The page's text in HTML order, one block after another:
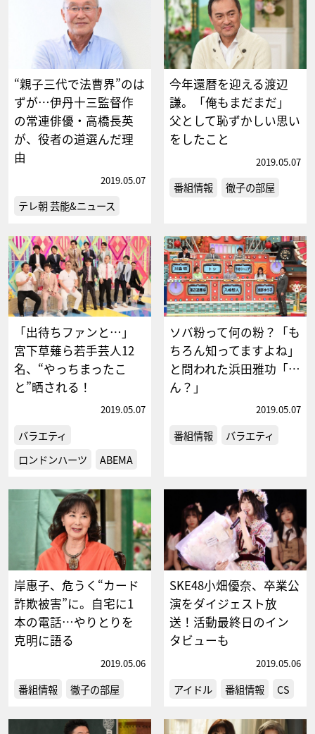
“親子三代で法曹界”のは
ずが…伊丹十三監督作
の常連俳優・高橋長英
が、役者の道選んだ理
由
2019.05.07
テレ朝 芸能&ニュース
今年還暦を迎える渡辺
謙。「俺もまだまだ」
父として恥ずかしい思い
をしたこと
2019.05.07
番組情報 徹子の部屋
「出待ちファンと…」
宮下草薙ら若手芸人12
名、“やっちまったこ
と”晒される！
2019.05.07
バラエティ
ロンドンハーツ
ABEMA
ソバ粉って何の粉？「も
ちろん知ってますよね」
と問われた浜田雅功「…
ん？」
2019.05.07
番組情報 バラエティ
岸惠子、危うく“カード
詐欺被害”に。自宅に1
本の電話…やりとりを
克明に語る
2019.05.06
番組情報 徹子の部屋
SKE48小畑優奈、卒業公
演をダイジェスト放
送！活動最終日のイン
タビューも
2019.05.06
アイドル 番組情報 CS